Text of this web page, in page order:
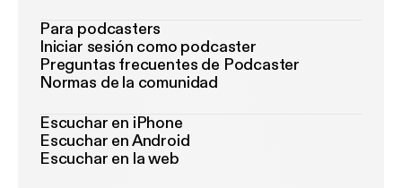
Para podcasters
Iniciar sesión como podcaster
Preguntas frecuentes de Podcaster
Normas de la comunidad
Escuchar en iPhone
Escuchar en Android
Escuchar en la web